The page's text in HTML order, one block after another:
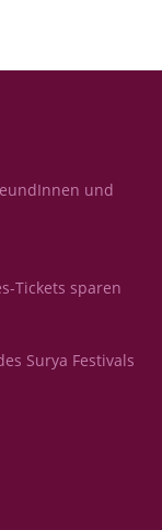
und
Tickets sparen
Surya Festivals